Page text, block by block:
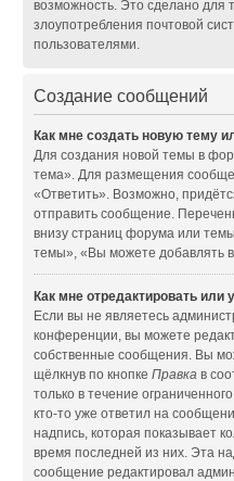
возможность. Это сделано для
злоупотребления почтовой
пользователями.
Создание сообщений
Как мне создать новую тему
Для создания новой темы в
тема». Для размещения
«Ответить». Возможно,
отправить сообщение.
внизу страниц форума или
темы», «Вы можете добавлять
Как мне отредактировать или
Если вы не являетесь
конференции, вы можете
собственные сообщения. Вы
щёлкнув по кнопкеПравка в
только в течение
кто-то уже ответил на
надпись, которая показывает
время последней из них. Эта
сообщение редактировал